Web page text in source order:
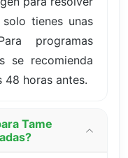
tienes unas
programas
se recomienda
48 horas antes.
Tame